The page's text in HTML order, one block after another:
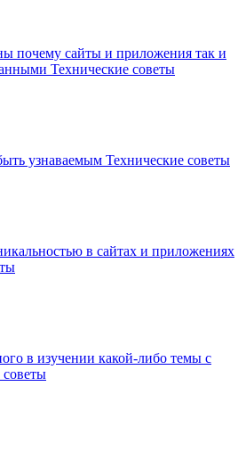
почему сайты и приложения так и
Технические советы
узнаваемым Технические советы
в сайтах и приложениях
в изучении какой-либо темы с
советы